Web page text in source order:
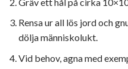
Rensa ur all lös jord och
dölja människolukt.
Vid behov, agna med